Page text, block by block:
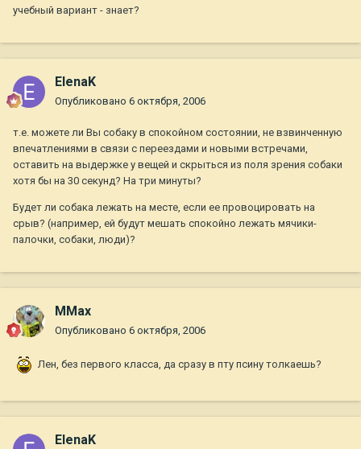
учебный вариант - знает?
ElenaK
Опубликовано 6 октября, 2006
т.е. можете ли Вы собаку в спокойном состоянии, не взвинченную
впечатлениями в связи с переездами и новыми встречами,
оставить на выдержке у вещей и скрыться из поля зрения собаки
хотя бы на 30 секунд? На три минуты?
Будет ли собака лежать на месте, если ее провоцировать на
срыв? (например, ей будут мешать спокойно лежать мячики-
палочки, собаки, люди)?
MMax
Опубликовано 6 октября, 2006
Лен, без первого класса, да сразу в пту псину толкаешь?
ElenaK